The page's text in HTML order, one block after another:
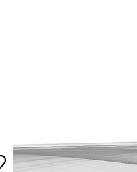
Lägg till i favoriter